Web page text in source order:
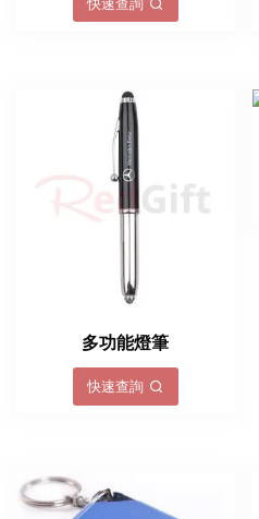
快速查詢
多功能燈筆
快速查詢